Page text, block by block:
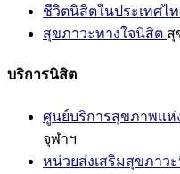
ชีวิตนิสิตในประเทศไ
สุขภาวะทางใจนิสิต สุ
บริการนิสิต
ศูนย์บริการสุขภาพแห่
จุฬาฯ
หน่วยส่งเสริมสุขภาว